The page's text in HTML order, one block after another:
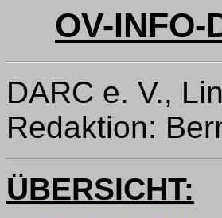
OV-INFO-
DARC e. V.,
Redaktion:
ÜBERSICHT: